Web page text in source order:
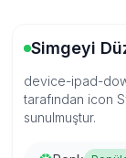
Simgeyi
device-ipad-
tarafından icon
sunulmuştur.